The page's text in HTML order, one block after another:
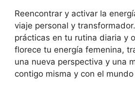
Reencontrar y activar la
viaje personal y
prácticas en tu rutina diaria y
florece tu energía femenina,
una nueva perspectiva y una
contigo misma y con el